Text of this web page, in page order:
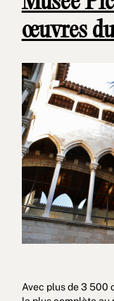
œuvres
Avec plus de 3 500